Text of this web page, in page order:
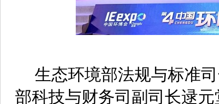
生态环境部法规与标准
部科技与财务司副司长逯